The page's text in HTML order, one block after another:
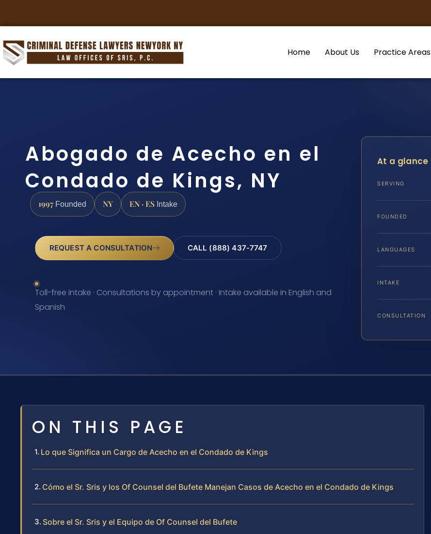
Home About Us Practice Areas
Abogado de Acecho en el
Condado de Kings, NY
1997 Founded NY EN · ES Intake
REQUEST A CONSULTATION CALL (888) 437-7747
Toll-free intake · Consultations by appointment · Intake available in English and
Spanish
At a glance
SERVING
FOUNDED
LANGUAGES
INTAKE
CONSULTATION
ON THIS PAGE
Lo que Significa un Cargo de Acecho en el Condado de Kings
Cómo el Sr. Sris y los Of Counsel del Bufete Manejan Casos de Acecho en el Condado de Kings
Sobre el Sr. Sris y el Equipo de Of Counsel del Bufete